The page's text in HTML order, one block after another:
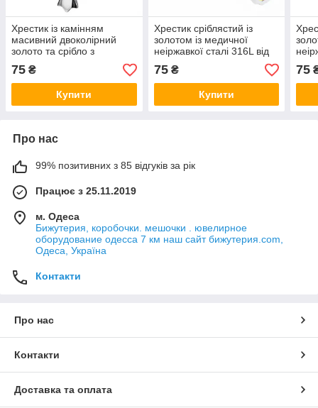
Хрестик із камінням
масивний двоколірний
золото та срібло з
неіржавкої сталі Stainless
Steel розмір 60х40 мм
75 ₴
Купити
Хрестик сріблястий із
золотом із медичної
неіржавкої сталі 316L від
Stainless Steel розмір 60 х
35 мм
75₴
Купити
35
75
Про нас
99% позитивних з 85 відгуків за рік
Працює з 25.11.2019
м. Одеса
Бижутерия, коробочки. мешочки . ювелирное
оборудование одесса 7 км наш сайт бижутерия.com,
Одеса, Україна
Контакти
Про нас
Контакти
Доставка та оплата